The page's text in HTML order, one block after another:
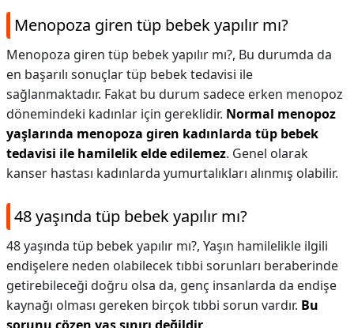
Menopoza giren tüp bebek yapılır mı?
Menopoza giren tüp bebek yapılır mı?, Bu durumda da
en başarılı sonuçlar tüp bebek tedavisi ile
sağlanmaktadır. Fakat bu durum sadece erken menopoz
dönemindeki kadınlar için gereklidir. Normal menopoz
yaşlarında menopoza giren kadınlarda tüp bebek
tedavisi ile hamilelik elde edilemez. Genel olarak
kanser hastası kadınlarda yumurtalıkları alınmış olabilir.
48 yaşında tüp bebek yapılır mı?
48 yaşında tüp bebek yapılır mı?, Yaşın hamilelikle ilgili
endişelere neden olabilecek tıbbi sorunları beraberinde
getirebileceği doğru olsa da, genç insanlarda da endişe
kaynağı olması gereken birçok tıbbi sorun vardır. Bu